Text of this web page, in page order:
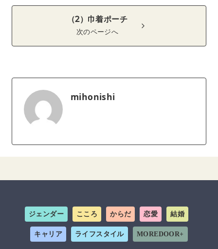
（2）巾着ポーチ
次のページへ
mihonishi
ジェンダー こころ からだ 恋愛 結婚
キャリア ライフスタイル MOREDOOR+